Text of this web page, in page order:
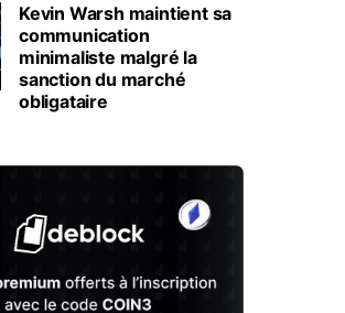
Kevin Warsh maintient sa
communication
minimaliste malgré la
sanction du marché
obligataire